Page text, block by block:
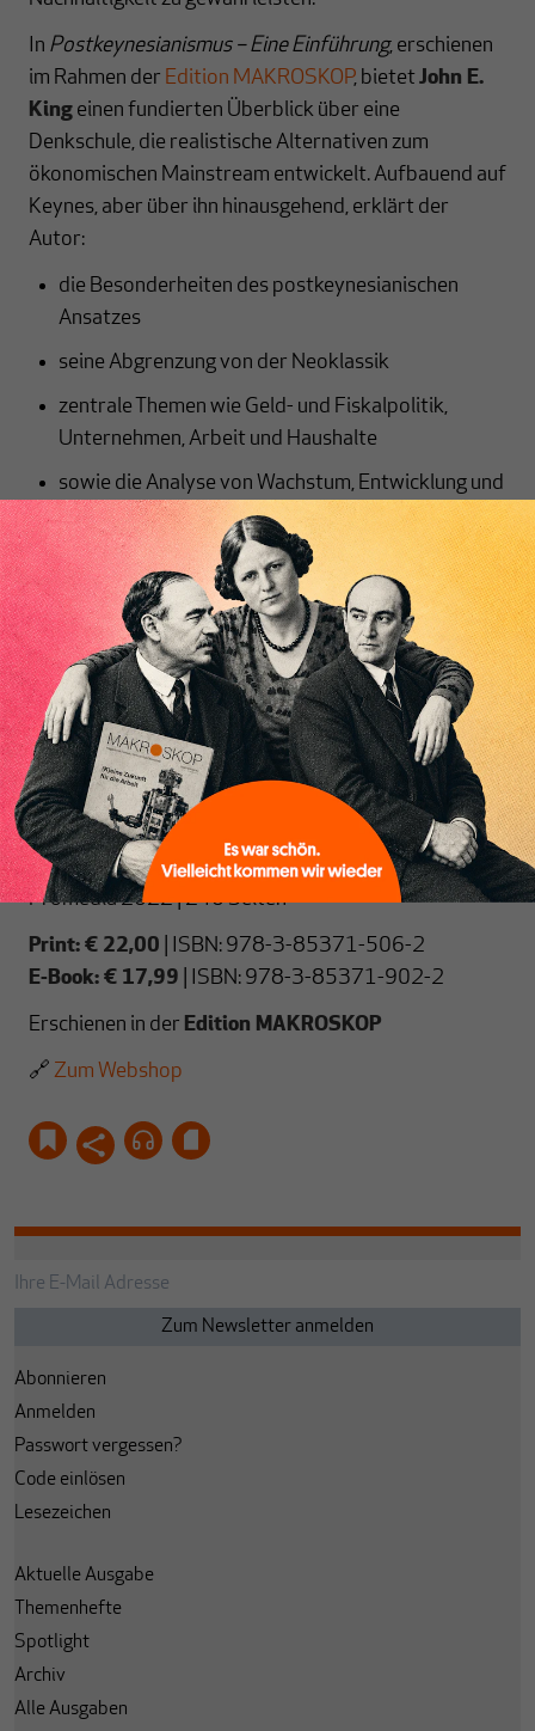
Inhaltsverzeichnis
In Postkeynesianismus – Eine Einführung, erschienen
im Rahmen der Edition MAKROSKOP, bietet John E.
King einen fundierten Überblick über eine
Denkschule, die realistische Alternativen zum
ökonomischen Mainstream entwickelt. Aufbauend auf
Keynes, aber über ihn hinausgehend, erklärt der
Autor:
die Besonderheiten des postkeynesianischen
Ansatzes
seine Abgrenzung von der Neoklassik
zentrale Themen wie Geld- und Fiskalpolitik,
Unternehmen, Arbeit und Haushalte
sowie die Analyse von Wachstum, Entwicklung und
Umwelt
Im Mittelpunkt steht die Kritik an der
Austeritätspolitik, die Rolle des Finanzsektors und
die Reform des internationalen Währungssystems.
Kings Einführung ist klar geschrieben,
theoriegeschichtlich verortet und zugleich politisch
relevant – eine anregende Lektüre für alle, die nach
ökonomischen Konzepten jenseits des neoklassischen
Mainstreams suchen.
John E. King:Postkeynesianismus – Eine
Einführung
Promedia 2022 | 240 Seiten
Print: € 22,00 | ISBN: 978-3-85371-506-2
E-Book: € 17,99 | ISBN: 978-3-85371-902-2
Erschienen in der Edition MAKROSKOP
🔗 Zum Webshop
Abonnieren
Anmelden
Passwort vergessen?
Code einlösen
Lesezeichen
Aktuelle Ausgabe
Themenhefte
Spotlight
Archiv
Alle Ausgaben